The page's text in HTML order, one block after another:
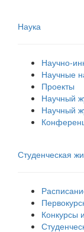
Наука
Научно-
Научные
Проекты
Научный
Научный
Студенческая
Конкурсы